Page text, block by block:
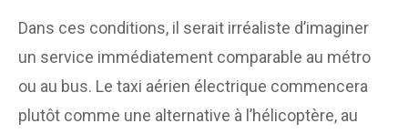
Dans ces conditions, il serait irréaliste d’imaginer
un service immédiatement comparable au métro
ou au bus. Le taxi aérien électrique commencera
plutôt comme une alternative à l’hélicoptère, au